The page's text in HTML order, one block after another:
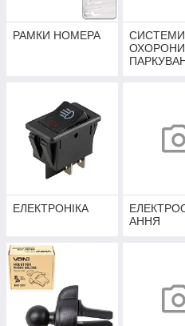
РАМКИ НОМЕРА
СИСТЕМИ
ОХОРОНИ
ЕЛЕКТРОНІКА
АННЯ